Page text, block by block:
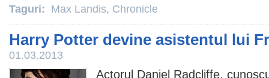
Taguri: Max Landis, Chronicle
Harry Potter devine asistentul lui
01.03.2013
Actorul Daniel Radcliffe,